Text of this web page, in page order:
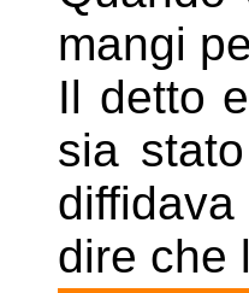
mangi
Il detto
sia
dire che